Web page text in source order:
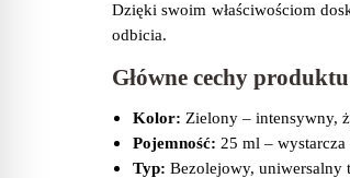
Dzięki swoim właściwościom
odbicia.
Główne cechy produktu
Kolor: Zielony – intensywny,
Pojemność: 25 ml – wystarcza
Typ: Bezolejowy, uniwersalny